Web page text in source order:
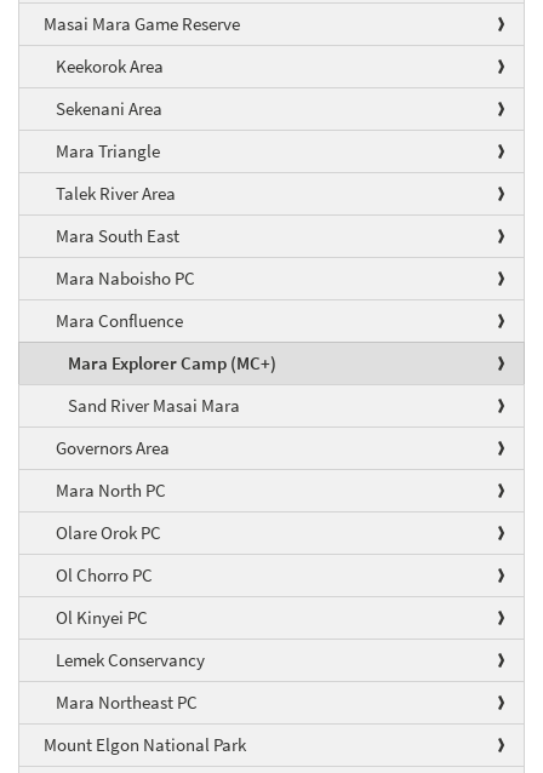
Masai Mara Game Reserve
Keekorok Area
Sekenani Area
Mara Triangle
Talek River Area
Mara South East
Mara Naboisho PC
Mara Confluence
Mara Explorer Camp (MC+)
Sand River Masai Mara
Governors Area
Mara North PC
Olare Orok PC
Ol Chorro PC
Ol Kinyei PC
Lemek Conservancy
Mara Northeast PC
Mount Elgon National Park